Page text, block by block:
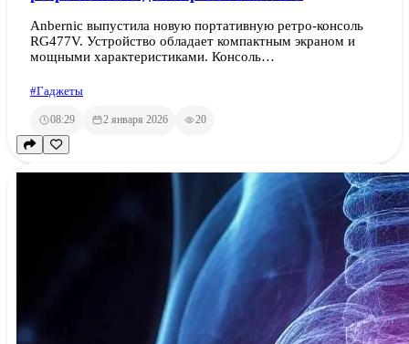
Anbernic выпустила новую портативную ретро-консоль
RG477V. Устройство обладает компактным экраном и
мощными характеристиками. Консоль…
#Гаджеты
08:29 2 января 2026 20